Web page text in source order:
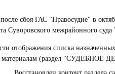
сбоя ГАС "Правосудие" в
Суворовского межрайонного суда
отображения списка
материалам (раздел "СУДЕБНОЕ